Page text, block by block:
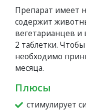
Препарат имеет
содержит
вегетарианцев и
2 таблетки.
необходимо
месяца.
Плюсы
стимулирует